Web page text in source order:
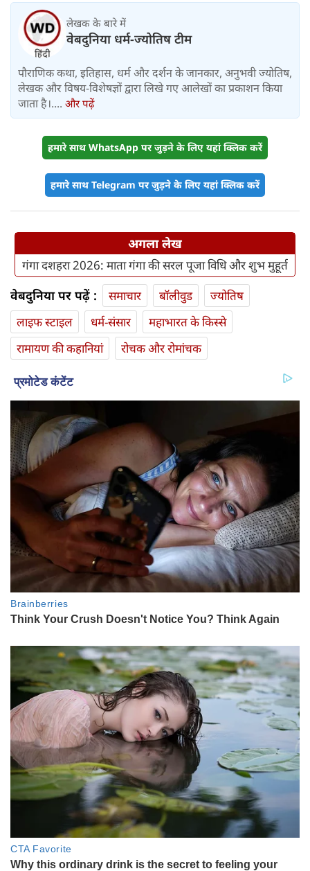
लेखक के बारे में
वेबदुनिया धर्म-ज्योतिष टीम
पौराणिक कथा, इतिहास, धर्म और दर्शन के जानकार, अनुभवी ज्योतिष,
लेखक और विषय-विशेषज्ञों द्वारा लिखे गए आलेखों का प्रकाशन किया
जाता है।.... और पढ़ें
हमारे साथ WhatsApp पर जुड़ने के लिए यहां क्लिक करें
हमारे साथ Telegram पर जुड़ने के लिए यहां क्लिक करें
अगला लेख
गंगा दशहरा 2026: माता गंगा की सरल पूजा विधि और शुभ मुहूर्त
वेबदुनिया पर पढ़ें : समाचार बॉलीवुड
ज्योतिष
लाइफ स्‍टाइल
धर्म-संसार
महाभारत के किस्से
रामायण की कहानियां
रोचक और रोमांचक